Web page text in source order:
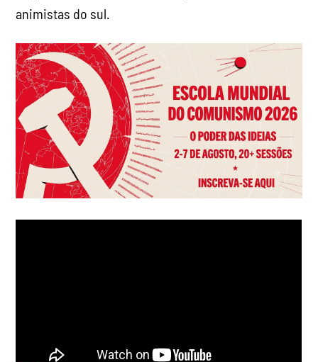
animistas do sul.